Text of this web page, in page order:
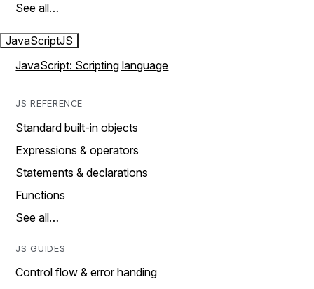
See all…
JavaScriptJS
JavaScript: Scripting language
JS REFERENCE
Standard built-in objects
Expressions & operators
Statements & declarations
Functions
See all…
JS GUIDES
Control flow & error handing